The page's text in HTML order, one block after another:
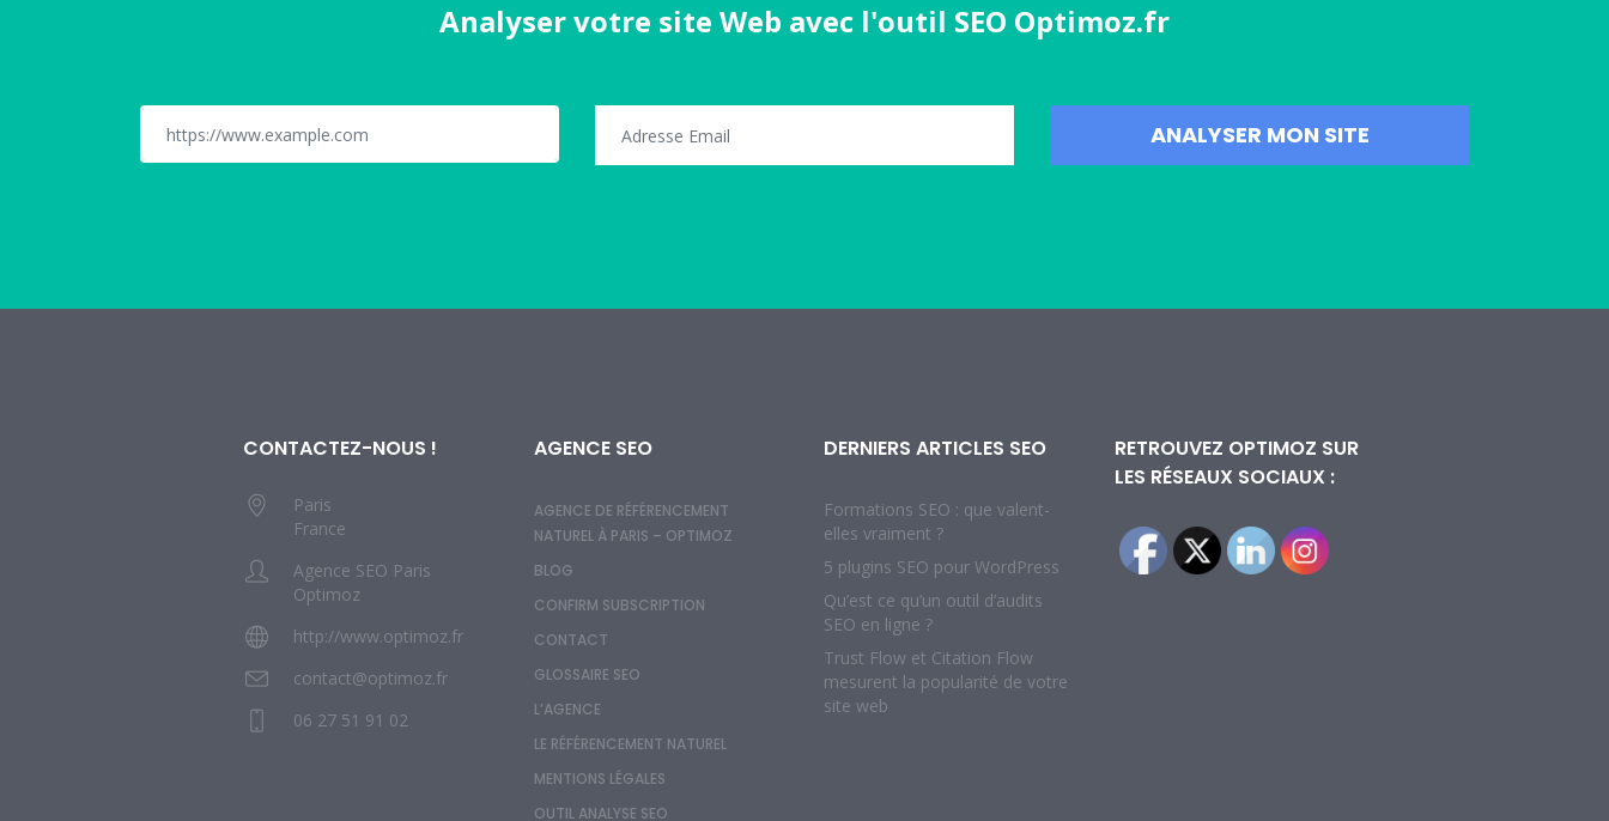
Analyser votre site Web avec l'outil SEO Optimoz.fr
CONTACTEZ-NOUS !
Paris
France
Agence SEO Paris
Optimoz
http://www.optimoz.fr
contact@optimoz.fr
06 27 51 91 02
AGENCE SEO
AGENCE DE RÉFÉRENCEMENT
NATUREL À PARIS – OPTIMOZ
BLOG
CONFIRM SUBSCRIPTION
CONTACT
GLOSSAIRE SEO
L’AGENCE
LE RÉFÉRENCEMENT NATUREL
MENTIONS LÉGALES
OUTIL ANALYSE SEO
DERNIERS ARTICLES SEO
Formations SEO : que valent-
elles vraiment ?
5 plugins SEO pour WordPress
Qu’est ce qu’un outil d’audits
SEO en ligne ?
Trust Flow et Citation Flow
mesurent la popularité de votre
site web
RETROUVEZ OPTIMOZ SUR
LES RÉSEAUX SOCIAUX :